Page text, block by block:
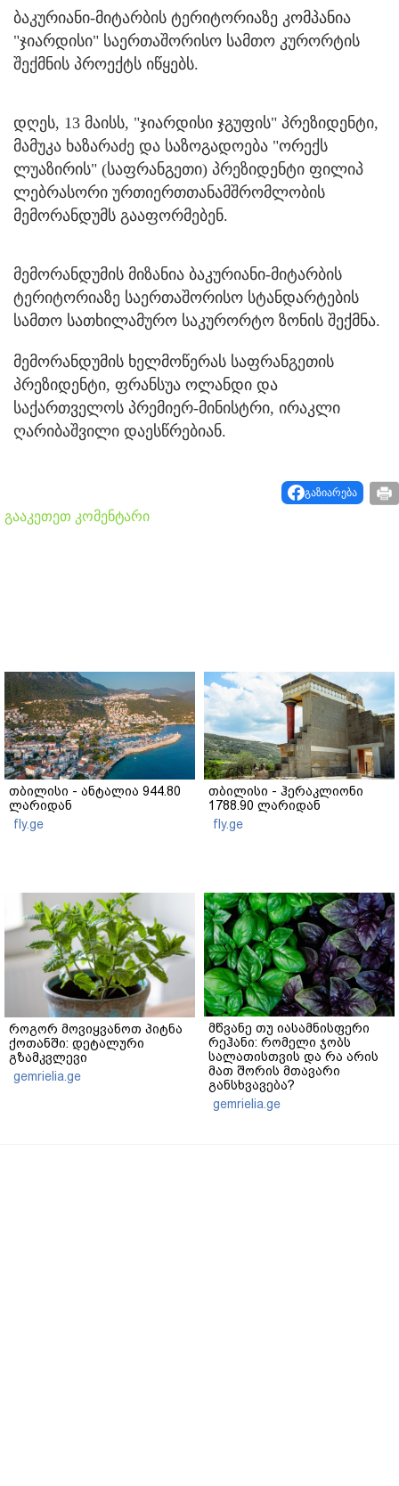
ბაკურიანი-მიტარბის ტერიტორიაზე კომპანია
"ჯიარდისი" საერთაშორისო სამთო კურორტის
შექმნის პროექტს იწყებს.
დღეს, 13 მაისს, "ჯიარდისი ჯგუფის" პრეზიდენტი,
მამუკა ხაზარაძე და საზოგადოება "ორექს
ლუაზირის" (საფრანგეთი) პრეზიდენტი ფილიპ
ლებრასორი ურთიერთთანამშრომლობის
მემორანდუმს გააფორმებენ.
მემორანდუმის მიზანია ბაკურიანი-მიტარბის
ტერიტორიაზე საერთაშორისო სტანდარტების
სამთო სათხილამურო საკურორტო ზონის შექმნა.
მემორანდუმის ხელმოწერას საფრანგეთის
პრეზიდენტი, ფრანსუა ოლანდი და
საქართველოს პრემიერ-მინისტრი, ირაკლი
ღარიბაშვილი დაესწრებიან.
გაზიარება
გააკეთეთ კომენტარი
თბილისი - ანტალია 944.80
ლარიდან
fly.ge
თბილისი - ჰერაკლიონი
1788.90 ლარიდან
fly.ge
როგორ მოვიყვანოთ პიტნა
ქოთანში: დეტალური
გზამკვლევი
gemrielia.ge
მწვანე თუ იასამნისფერი
რეჰანი: რომელი ჯობს
სალათისთვის და რა არის
მათ შორის მთავარი
განსხვავება?
gemrielia.ge